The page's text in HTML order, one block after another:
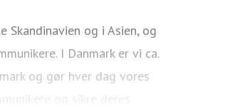
Skandinavien og i Asien, og
I Danmark er vi ca.
og gør hver dag vores
og sikre deres